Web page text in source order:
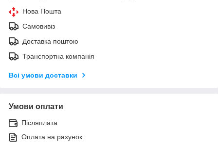
Нова Пошта
Самовивіз
Доставка поштою
Транспортна компанія
Всі умови доставки
Умови оплати
Післяплата
Оплата на рахунок